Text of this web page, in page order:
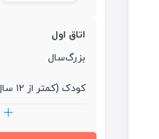
اتاق اول
بزرگ‌سال
کودک (کمتر از ۱۲ سال)